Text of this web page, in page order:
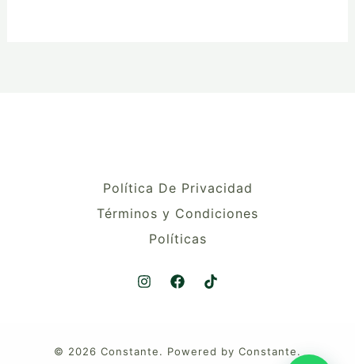
Política De Privacidad
Términos y Condiciones
Políticas
© 2026 Constante. Powered by Constante.